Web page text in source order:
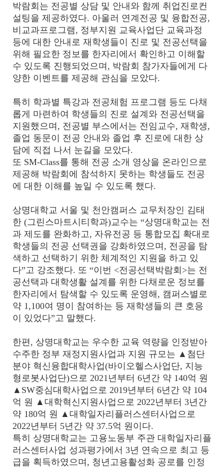
박람회는 전공별 상담 및 안내와 함께 취업진로컨
설팅을 제공하였다. 아울러 연계전공 및 융합전공,
비교과프로그램, 정부지원 교육사업단 교육과정
등에 대한 안내로 재학생들이 진로 및 전공선택을
위해 필요한 정보를 한자리에서 확인하고 이해할
수 있도록 진행되었으며, 박람회 참가자들에게 다
양한 이벤트를 제공해 관심을 모았다.
특히 학과별 특강과 전공체험 프로그램 등도 다채
롭게 마련하여 학생들의 진로 설계와 전공선택을
지원했으며, 전공별 부스에서는 전임교수, 재학생,
졸업 동문이 전공 안내와 졸업 후 진로에 대한 상
담에 직접 나서 눈길을 모았다.
또 SM-Class를 통해 전공 소개 영상을 온라인으로
제공해 박람회에 참석하지 못하는 학생들도 전공
에 대한 이해를 높일 수 있도록 했다.
상명대학교 서울 및 천안캠퍼스 교무처장인 김태
한 (그린스마트시티학과)교수는 “상명대학교는 전
과 제도를 완화하고, 자유전공 등 통합모집 확대로
학생들의 전공 선택권을 강화하였으며, 전공을 탐
색하고 선택하기 위한 체계적인 지원을 하고 있
다”고 강조했다. 또 “이번 <전공선택박람회>는 전
공선택과 대학생활 설계를 위한 다채로운 정보를
한자리에서 탐색할 수 있도록 운영해, 캠퍼스별로
약 1,100여 명이 참여하는 등 재학생들의 큰 호응
이 있었다”고 말했다.
한편, 상명대학교는 우수한 교육 역량을 인정받아
수주한 정부 재정지원사업과 지원 규모는 ▲첨단
분야 혁신융합대학사업(바이오헬스사업단, 지능
형로봇사업단)으로 2021년부터 6년간 약 140억 원
▲SW중심대학사업으로 2019년부터 6년간 약 104
억 원 ▲대학혁신지원사업으로 2022년부터 3년간
약 180억 원 ▲대학일자리플러스센터사업으로
2022년부터 5년간 약 37.5억 원이다.
특히 상명대학교는 고용노동부 주관 대학일자리플
러스센터사업 성과평가에서 3년 연속으로 최고 등
급을 획득하였으며, 청년고용활성화 공로를 인정